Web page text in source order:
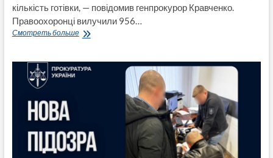
кількість готівки, — повідомив генпрокурор Кравченко.
Правоохоронці вилучили 956…
Смотреть большеГори
золото:
продажі
інвалідності,
вилучено